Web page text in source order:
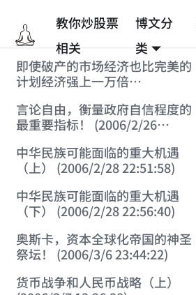
教你炒股票
相关
博文分
类
即使破产的市场经济也比完美的
计划经济强上一万倍
言论自由，衡量政府自信程度的
最重要指标！ (2006/2/26
中华民族可能面临的重大机遇
（上） (2006/2/28 22:51:58)
中华民族可能面临的重大机遇
（下） (2006/2/28 22:56:40)
奥斯卡，资本全球化帝国的神圣
祭坛！ (2006/3/6 23:44:22)
货币战争和人民币战略（上）